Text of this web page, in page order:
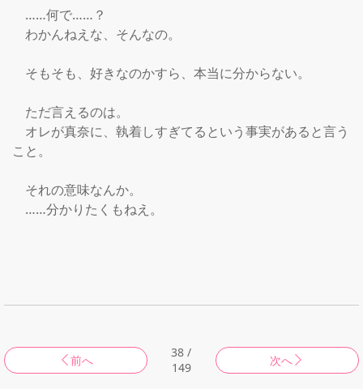
……何で……？
わかんねえな、そんなの。
そもそも、好きなのかすら、本当に分からない。
ただ言えるのは。
オレが真奈に、執着しすぎてるという事実があると言う
こと。
それの意味なんか。
……分かりたくもねえ。
前へ
38 /
149
次へ